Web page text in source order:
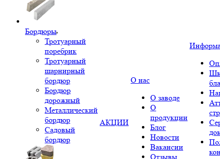
Бордюры
Тротуарный
поребрик
Тротуарный
шарнирный
бордюр
Бордюр
дорожный
Металлический
бордюр
Садовый
бордюр
АКЦИИ
О нас
О заводе
О
продукции
Блог
Новости
Вакансии
Отзывы